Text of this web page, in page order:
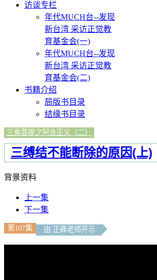
访谈专栏
年代MUCH台--发现
新台湾 采访正觉教
育基金会(一)
年代MUCH台--发现
新台湾 采访正觉教
育基金会(二)
书籍介绍
局版书目录
结缘书目录
三乘菩提之阿含正义（二）
三缚结不能断除的原因(上)
背景资料
上一集
下一集
第107集 由 正彝老师开示